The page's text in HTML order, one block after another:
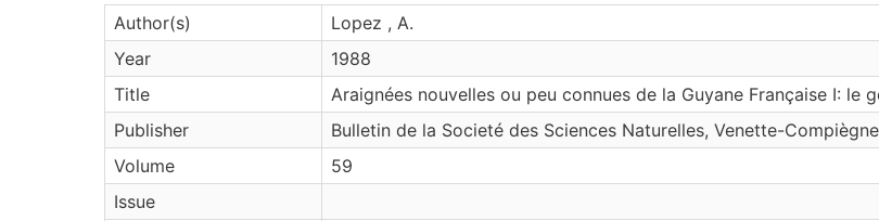
Author(s)
Lopez , A.
Year
1988
Title
Araignées nouvelles ou peu connues de la Guyane Française I: le
Publisher
Bulletin de la Societé des Sciences Naturelles, Venette-Compiègne
Volume
59
Issue